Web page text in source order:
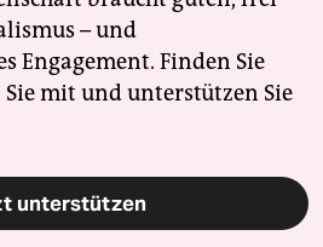
– und
Engagement. Finden Sie
Sie mit und unterstützen Sie
unterstützen